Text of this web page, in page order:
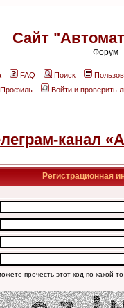
Сайт
Форум
FAQ Поиск
Профиль
Войти и проверить
канал
Регистрационная
прочесть этот код по какой-